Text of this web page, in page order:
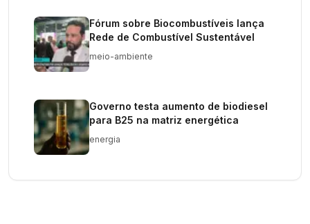
Fórum sobre Biocombustíveis lança
Rede de Combustível Sustentável
meio-ambiente
Governo testa aumento de biodiesel
para B25 na matriz energética
energia